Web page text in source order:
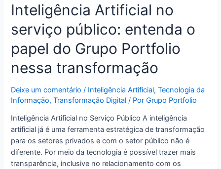
Inteligência Artificial no
serviço público: entenda o
papel do Grupo Portfolio
nessa transformação
Deixe um comentário / Inteligência Artificial,Tecnologia da
Informação,Transformação Digital / PorGrupo Portfolio
Inteligência Artificial no Serviço Público A inteligência
artificial já é uma ferramenta estratégica de transformação
para os setores privados e com o setor público não é
diferente. Por meio da tecnologia é possível trazer mais
transparência, inclusive no relacionamento com os